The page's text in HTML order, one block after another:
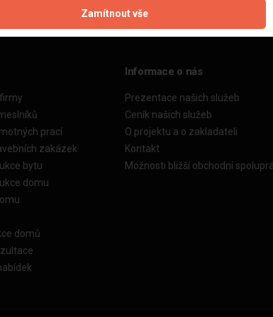
prací
zakázek
bytu
domu
domů
Informace o nás
Prezentace našich služeb
Ceník našich služeb
O projektu a o zakladateli
Kontakt
Možnosti bližší obchodní
Zamítnout vše